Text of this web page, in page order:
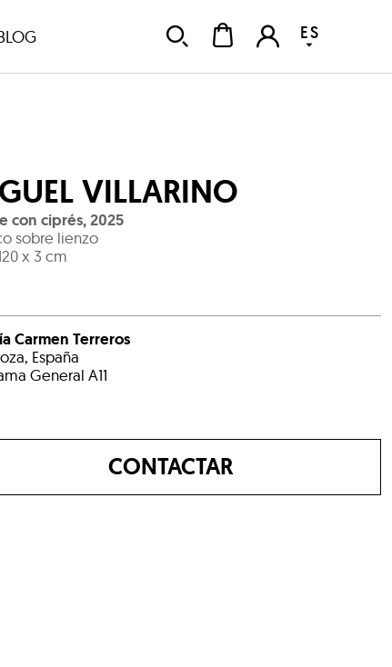
ES
VILLARINO
con ciprés,2025
sobre lienzo
x 3 cm
Carmen Terreros
España
General A11
CONTACTAR